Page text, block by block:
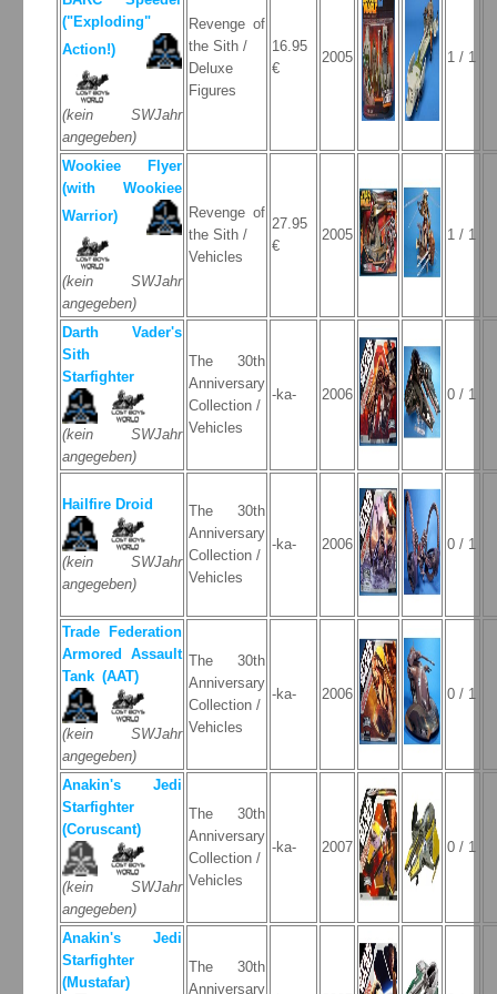
("Exploding"
Action!)
(kein SWJahr
angegeben)
Revenge of
the Sith /
Deluxe
Figures
16.95
€
2005 1 / 1
Wookiee Flyer
(with Wookiee
Warrior)
(kein SWJahr
angegeben)
Revenge of
the Sith /
Vehicles
27.95
€
2005 1 / 1
Darth Vader's
Sith
Starfighter
(kein SWJahr
angegeben)
The 30th
Anniversary
Collection /
Vehicles
-ka- 2006 0 / 1
Hailfire Droid
(kein SWJahr
angegeben)
The 30th
Anniversary
Collection /
Vehicles
-ka- 2006 0 / 1
Trade Federation
Armored Assault
Tank (AAT)
(kein SWJahr
angegeben)
The 30th
Anniversary
Collection /
Vehicles
-ka- 2006 0 / 1
Anakin's Jedi
Starfighter
(Coruscant)
(kein SWJahr
angegeben)
The 30th
Anniversary
Collection /
Vehicles
-ka- 2007 0 / 1
Anakin's Jedi
Starfighter
(Mustafar)
The 30th
Anniversary